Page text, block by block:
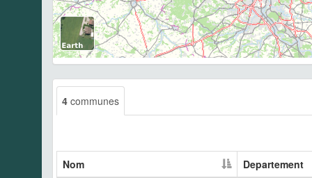
4 communes
Nom
Departement